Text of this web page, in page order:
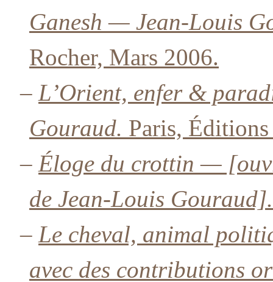
Ganesh — Jean-Louis
Rocher, Mars 2006.
– L’Orient, enfer &
Gouraud. Paris,
– Éloge du crottin —
de Jean-Louis Gouraud].
– Le cheval, animal
avec des contributions